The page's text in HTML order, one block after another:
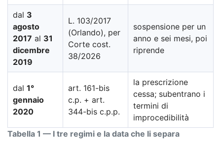
Tabella 1 — I tre regimi e la data che li separa
dal 3
agosto
2017 al 31
dicembre
2019
L. 103/2017
(Orlando), per
Corte cost.
38/2026
sospensione per un
anno e sei mesi, poi
riprende
dal 1°
gennaio
2020
art. 161-bis
c.p. + art.
344-bis c.p.p.
la prescrizione
cessa; subentrano i
termini di
improcedibilità